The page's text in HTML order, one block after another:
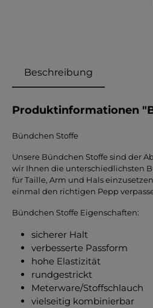
Beschreibung
Produktinformationen
Bündchen Stoffe
Unsere Bündchen Stoffe sind der
wir Ihnen die unterschiedlichsten
für Taille, Arm und Hals
einmal den richtigen Pepp
Bündchen Stoffe Eigenschaften:
sicherer Halt
verbesserte Passform
hohe Elastizität
rundgestrickt
Meterware/Stoffschlauch
vielseitig kombinierbar